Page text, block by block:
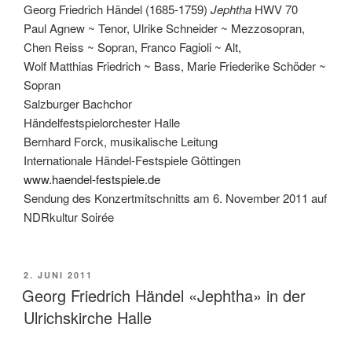
Georg Friedrich Händel (1685-1759) Jephtha HWV 70
Paul Agnew ~ Tenor, Ulrike Schneider ~ Mezzosopran,
Chen Reiss ~ Sopran, Franco Fagioli ~ Alt,
Wolf Matthias Friedrich ~ Bass, Marie Friederike Schöder ~
Sopran
Salzburger Bachchor
Händelfestspielorchester Halle
Bernhard Forck, musikalische Leitung
Internationale Händel-Festspiele Göttingen
www.haendel-festspiele.de
Sendung des Konzertmitschnitts am 6. November 2011 auf
NDRkultur Soirée
VERÖFFENTLICHT
AM
2. JUNI 2011
Georg Friedrich Händel «Jephtha» in der
Ulrichskirche Halle